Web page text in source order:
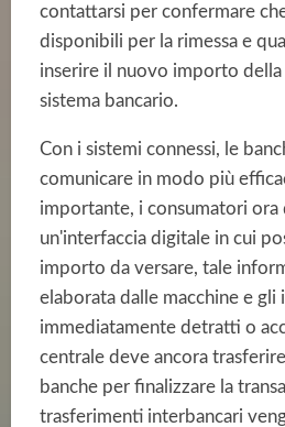
contattarsi per confermare
disponibili per la rimessa e
inserire il nuovo importo della
sistema bancario.
Con i sistemi connessi, le
comunicare in modo più
importante, i consumatori ora
un'interfaccia digitale in cui
importo da versare, tale
elaborata dalle macchine e
immediatamente detratti o
centrale deve ancora
banche per finalizzare la
trasferimenti interbancari